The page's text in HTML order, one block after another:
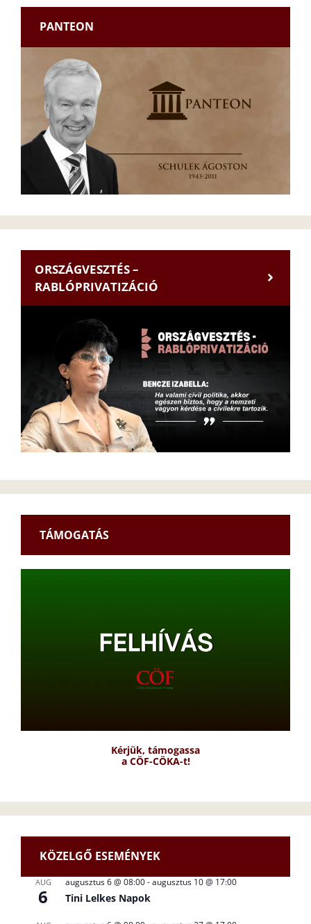
PANTEON
ORSZÁGVESZTÉS –
RABLÓPRIVATIZÁCIÓ
TÁMOGATÁS
Kérjük, támogassa
a CÖF-CÖKA-t!
KÖZELGŐ ESEMÉNYEK
AUG
6
augusztus 6 @ 08:00-augusztus 10 @ 17:00
Tini Lelkes Napok